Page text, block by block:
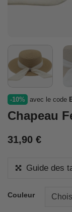
-10% avec le code
Chapeau
31,90 €
Guide des
Couleur